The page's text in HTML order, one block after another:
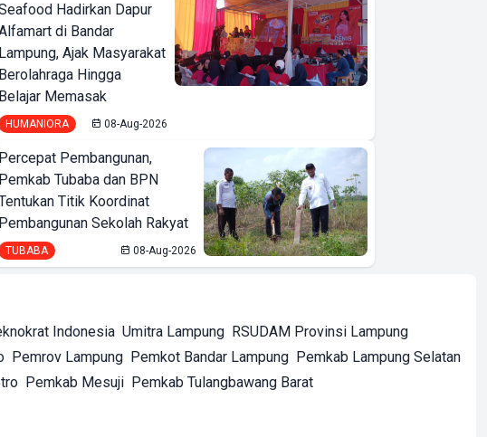
Hadirkan Dapur
di Bandar
Lampung, Ajak Masyarakat
Berolahraga Hingga
Belajar Memasak
HUMANIORA 08-Aug-2026
Percepat Pembangunan,
Pemkab Tubaba dan BPN
Titik Koordinat
Pembangunan Sekolah Rakyat
TUBABA 08-Aug-2026
Indonesia Umitra Lampung RSUDAM Provinsi Lampung
Pemrov Lampung Pemkot Bandar Lampung Pemkab Lampung Selatan
Pemkab Mesuji Pemkab Tulangbawang Barat